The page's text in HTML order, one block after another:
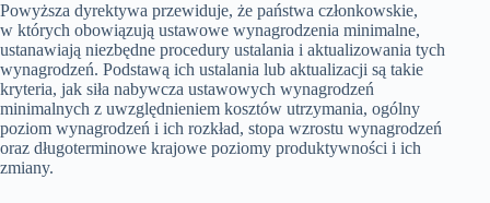
Powyższa dyrektywa przewiduje, że państwa członkowskie,
w których obowiązują ustawowe wynagrodzenia minimalne,
ustanawiają niezbędne procedury ustalania i aktualizowania tych
wynagrodzeń. Podstawą ich ustalania lub aktualizacji są takie
kryteria, jak siła nabywcza ustawowych wynagrodzeń
minimalnych z uwzględnieniem kosztów utrzymania, ogólny
poziom wynagrodzeń i ich rozkład, stopa wzrostu wynagrodzeń
oraz długoterminowe krajowe poziomy produktywności i ich
zmiany.